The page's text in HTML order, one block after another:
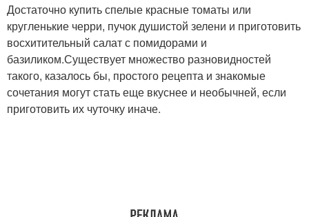
Достаточно купить спелые красные томаты или
кругленькие черри, пучок душистой зелени и приготовить
восхитительный салат с помидорами и
базиликом.Существует множество разновидностей
такого, казалось бы, простого рецепта и знакомые
сочетания могут стать еще вкуснее и необычней, если
приготовить их чуточку иначе.